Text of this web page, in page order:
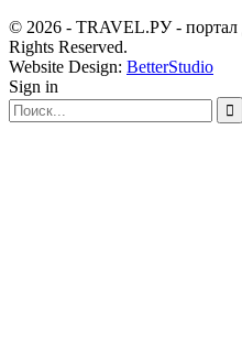
© 2026 - TRAVEL.РУ - портал
Rights Reserved.
Website Design: BetterStudio
Sign in